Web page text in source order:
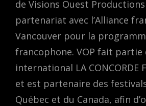
de Visions Ouest
partenariat avec l’Alliance
Vancouver pour la
francophone. VOP fait partie
international LA CONCORDE
et est partenaire des
Québec et du Canada, afin